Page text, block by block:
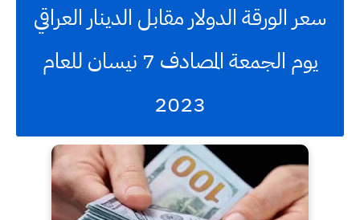
سعر الورقة الدولار مقابل الدينار العراقي
يوم الجمعة المصادف 7 نيسان للعام
2023